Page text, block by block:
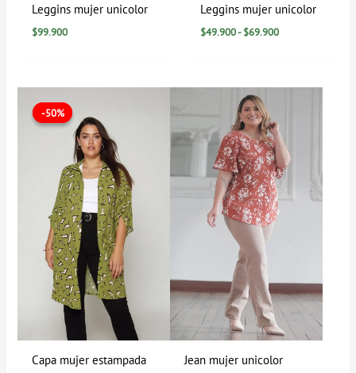
Leggins mujer unicolor
$99.900
Leggins mujer unicolor
$49.900- $69.900
-50%
-50%
Capa mujer estampada
precio
original
era:
$99.900.
es:
$49.900.
Jean mujer unicolor
Rango
de
precios:
desde
$0
hasta
$139.900